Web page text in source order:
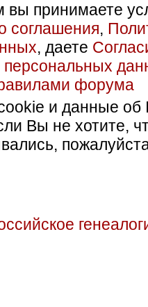
вы принимаете
соглашения,
, даете
персональных
форума
и данные об
Вы не хотите,